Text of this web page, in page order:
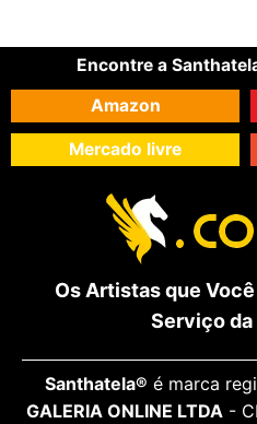
Encontre a
Amazon
Mercado livre
Os Artistas que
Serviço
Santhatela® é marca
GALERIA ONLINE LTDA -